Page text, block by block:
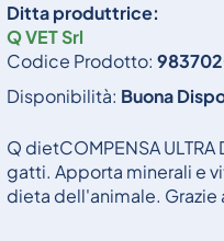
Ditta produttrice:
Q VET Srl
Codice Prodotto:
Disponibilità: Buona
Q dietCOMPENSA
gatti. Apporta minerali e
dieta dell'animale.